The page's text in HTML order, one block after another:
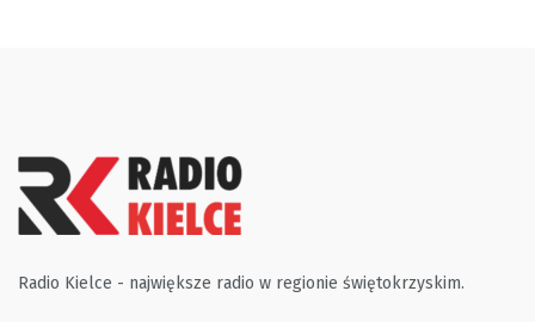
Radio Kielce - największe radio w regionie świętokrzyskim.